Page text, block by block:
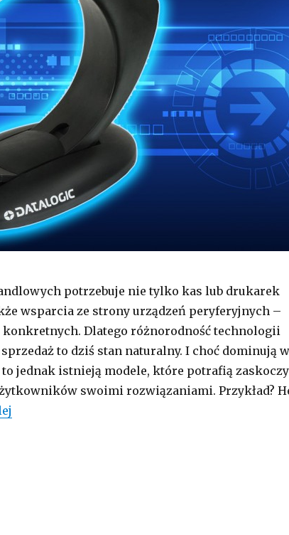
potrzebuje nie tylko kas lub drukarek
wsparcia ze strony urządzeń peryferyjnych –
konkretnych. Dlatego różnorodność technologii
to dziś stan naturalny. I choć dominują
to jednak istnieją modele, które potrafią
swoimi rozwiązaniami. Przykład?